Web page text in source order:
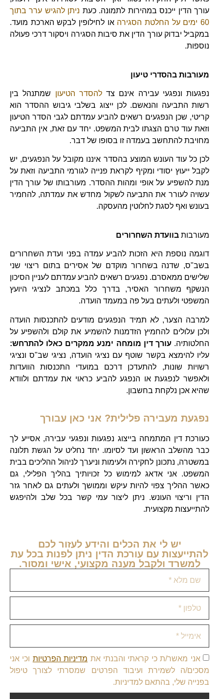
עורך הדין ייכנס במהירות לתמונה. כעת ניתן להגיש ערר בתוך
60 ימים על החלטת הסגירה
או לחילופין לבקש הארכת מועד.
במקביל יבדוק עורך הדין את סיבות הסגירה ויסקור דרכי פעולה
נוספות.
מעורבות בהסדרי טיעון
נפגעות ונפגעי עבירה אינם צדלהסדר הטיעון שמתנהל בין
רשות התביעה והנאשם. לכן ייצוג בשלבי גיבוש ההסדר הוא
קריטי, שכן הנפגעים רשאים להביע עמדתם לגבי הסדר הטיעון
וזאת עוד טרם הצגתו לבית המשפט. יחד עם זאת, אין התביעה
מחויבת להתחשב בעמדה זו בסופו של דבר.
לכן כל עוד העונש המוצע בהסדר איננו מקובל על הנפגעים, יש
לקבל ייעוץ יסודי ומקיף לקראת פנייה לגורמי התביעה וזאת על
מנת להשפיע על אופי ומהות ההסדר. מעורבותו של עורך הדין
עשויה לעורר את התביעה לשקול מחדש את עמדתה, להחמיר
בעונש ואף לסגת לחלוטין מהעסקה.
מעורבות בוועדת השחרורים
דוגמה נוספת היא הזכות להביע עמדה בפני ועדת השחרורים
בשב"ס, שדנה בשחרור מוקדם של אסירים בתום ריצוי שני
שלישים ממאסרם. נפגעים רשאים להביע עמדתם לעניין הסיכון
הנשקף משחרור האסיר, בדרך כלל במכתב לנציגי היועץ
המשפטי ולעתים בעל פה במעמד הועדה.
למרבה הצער, לא תמיד הנפגעים מודעים להתכנסות הועדה
ולכן עלולים להחמיץ הזדמנות להשמיע את קולם ולהשפיע על
החלטותיה. עורך דין מומחה ימנע ממקרים כאלו להתרחש:
עליו להימצא בקשר שוטף עם נציגי הועדה, נציגי שב"ס ונציגי
רשויות שונות, להתעדכן דרכם במועדי התכנסות הוועדות
ולאפשר לנפגעת או הנפגע להביע כראוי את עמדתם ולוודא
שהיא אכן נלקחת בחשבון.
נפגעת מעבירה פלילית? אני כאן עבורך
כעורכת דין המתמחה בייצוג נפגעות ונפגעי עבירה, אסייע לך
כבר מהשלב הראשון ועד לסיומו. יחד נחליט על הגשת תלונה
במשטרה, נתכונן לחקירה ולעימות וניערך לניהול ההליכים בבית
המשפט. אני אדאג למימוש כל זכויותיך בהליך הפלילי, גם
כאשר ההליך צפוי להיות עיקש וממושך ולעתים גם לאחר גזר
הדין וריצוי העונש. ניתן ליצור עמי קשר בכל שלב ולהיפגש
להתייעצות מקצועית.
יש לי את הכלים והידע לעזור לכם
להתייעצות עם עורכת הדין ניתן לפנות בכל עת
למשרד ולקבל מענה מקצועי, אישי ומסור.
אני מאשר/ת כי קראתי והבנתי את מדיניות הפרטיות וכי אני
מסכים/ה לשמירת ועיבוד הפרטים שמסרתי לצורך טיפול
בפנייה שלי, בהתאם למדיניות.